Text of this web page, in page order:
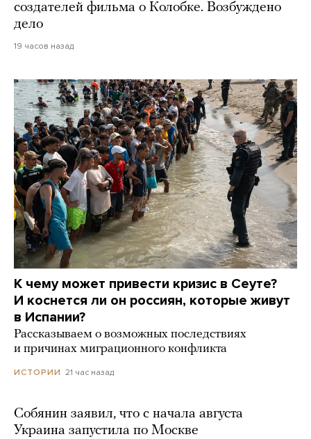
создателей фильма о Колобке. Возбуждено
дело
19 часов назад
К чему может привести кризис в Сеуте?
И коснется ли он россиян, которые живут
в Испании?
Рассказываем о возможных последствиях
и причинах миграционного конфликта
ИСТОРИИ 21 час назад
Собянин заявил, что с начала августа
Украина запустила по Москве